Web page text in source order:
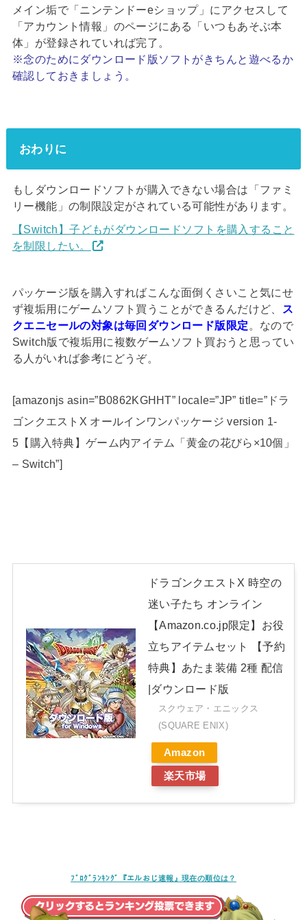
メイン垢で「ニンテンドーeショップ」にアクセスして
「アカウント情報」のページにある「いつもあそぶ本
体」が登録されていれば完了。
※念のためにダウンロード版ソフトがきちんと遊べるか
確認しておきましょう。
おわりに
もしダウンロードソフトが購入できない場合は「ファミ
リー機能」の制限設定がされている可能性があります。
【Switch】子どもがダウンロードソフトを購入すること
を制限したい。
パッケージ版を購入すればこんな面倒くさいこと気にせ
ず複垢用にゲームソフト買うことができるんだけど、
ス
クエニセールの対象は毎回ダウンロード版限定 。なので
Switch版で複垢用に複数ゲームソフト買おうと思ってい
る人がいれば参考にどうぞ。
[amazonjs asin=”B0862KGHHT” locale=”JP” title=”ドラ
ゴンクエストX オールインワンパッケージ version 1-
5【購入特典】ゲーム内アイテム「黄金の花びら×10個」
– Switch”]
ドラゴンクエストX 時空の
迷い子たち オンライン
【Amazon.co.jp限定】お役
立ちアイテムセット 【予約
特典】あたま装備 2種 配信
|ダウンロード版
スクウェア・エニックス
(SQUARE ENIX)
Amazon
楽天市場
ﾌﾞﾛｸﾞﾗﾝｷﾝｸﾞ『エルおじ速報』現在の順位は？